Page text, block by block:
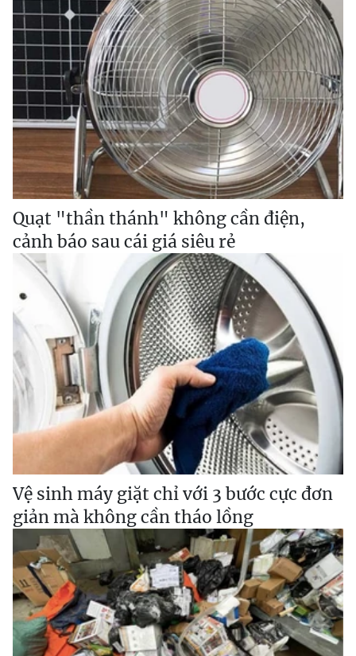
Quạt "thần thánh" không cần điện,
cảnh báo sau cái giá siêu rẻ
Vệ sinh máy giặt chỉ với 3 bước cực đơn
giản mà không cần tháo lồng